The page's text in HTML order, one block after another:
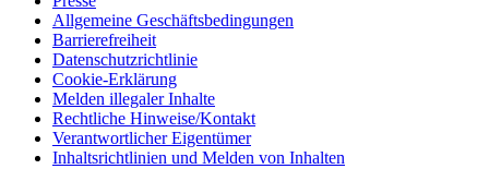
Allgemeine Geschäftsbedingungen
Barrierefreiheit
Datenschutzrichtlinie
Cookie-Erklärung
Melden illegaler Inhalte
Rechtliche Hinweise/Kontakt
Verantwortlicher Eigentümer
Inhaltsrichtlinien und Melden von Inhalten